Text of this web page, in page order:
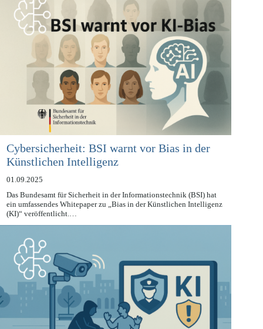
Cybersicherheit: BSI warnt vor Bias in der
Künstlichen Intelligenz
01.09.2025
Das Bundesamt für Sicherheit in der Informationstechnik (BSI) hat
ein umfassendes Whitepaper zu „Bias in der Künstlichen Intelligenz
(KI)“ veröffentlicht.…